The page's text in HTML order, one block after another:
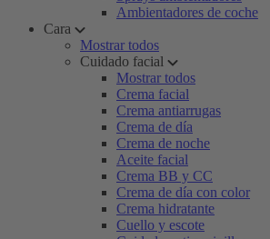
Ambientadores de coche
Cara
Mostrar todos
Cuidado facial
Mostrar todos
Crema facial
Crema antiarrugas
Crema de día
Crema de noche
Aceite facial
Crema BB y CC
Crema de día con color
Crema hidratante
Cuello y escote